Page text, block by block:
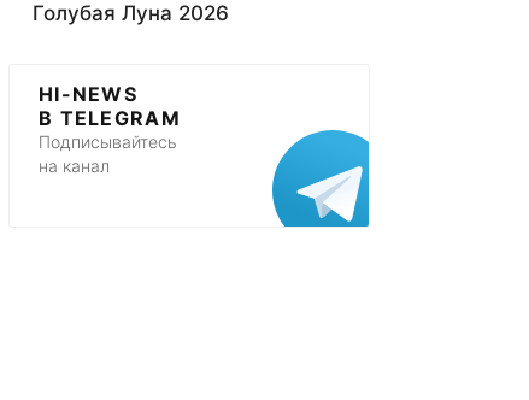
Голубая Луна 2026
HI-NEWS
В TELEGRAM
Подписывайтесь
на канал